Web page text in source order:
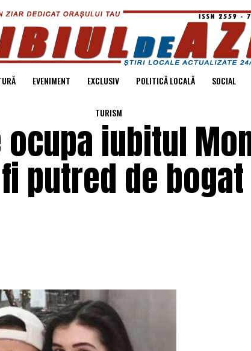
EVENIMENT EXCLUSIV POLITICĂ LOCALĂ SOCIAL
TURISM
ocupa iubitul
putred de bogat |